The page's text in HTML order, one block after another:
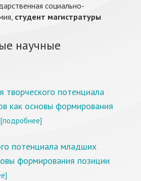
социально-
студент магистратуры
научные
творческого потенциала
как основы формирования
[подробнее]
потенциала младших
формирования позиции